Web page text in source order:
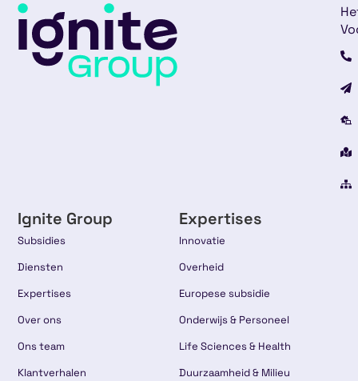
Ignite Group
Subsidies
Diensten
Expertises
Over ons
Ons team
Klantverhalen
Expertises
Innovatie
Overheid
Europese subsidie
Onderwijs & Personeel
Life Sciences & Health
Duurzaamheid & Milieu